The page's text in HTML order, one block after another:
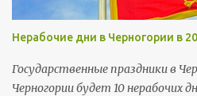
Нерабочие дни в Черногории в
Государственные праздники в
Черногории будет 10 нерабочих